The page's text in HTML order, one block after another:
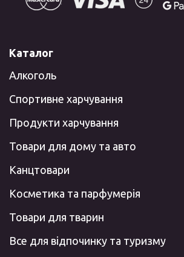
Каталог
Алкоголь
Спортивне харчування
Продукти харчування
Товари для дому та авто
Канцтовари
Косметика та парфумерія
Товари для тварин
Все для відпочинку та туризму